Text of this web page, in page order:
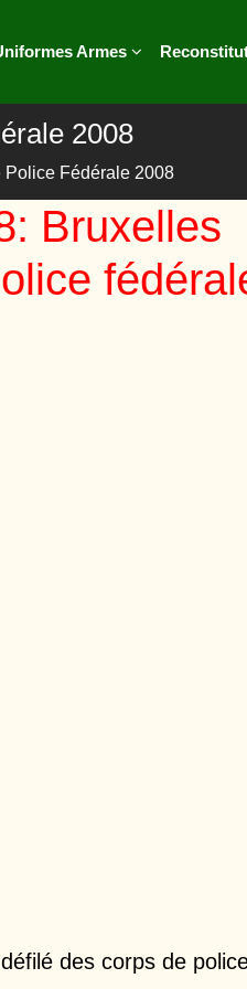
Armes
2008
Police Fédérale 2008
Bruxelles
des corps de